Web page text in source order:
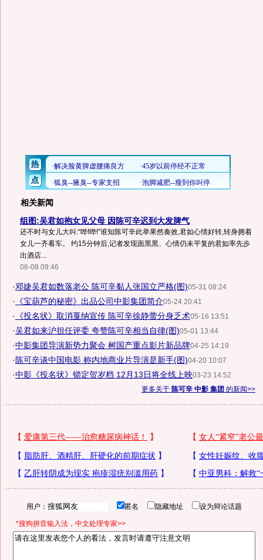
相关新闻
组图:吴君如抱女见父母 因陈可辛迟到大发脾气
还不时与女儿大叫:“哗!哗!”谁知陈可辛此举果然奏效,君如心情好转,转身拥着
女儿一齐看车。 约15分钟后,记者发现面黑黑、心情仍未平复的君如率先步
出酒店...
06-08 09:46
·邓婕吴君如数落老公 陈可辛黏人张国立严格(图)05-31 08:24
· 《宝葫芦的秘密》出品公司中影集团简介05-24 20:41
· 《投名状》取消戛纳宣传 陈可辛徐静蕾分身乏术05-16 13:51
·吴君如来沪担任评委 夸赞陈可辛相当自律(图)05-01 13:44
·中影集团导演新势力聚会 树国产重点影片新品牌04-25 14:19
· 陈可辛谈中国电影 称内地商业片导演是新手(图)04-20 10:07
·中影《投名状》锁定贺岁档 12月13日将全线上映03-23 14:52
更多关于 陈可辛 中影 集团 的新闻>>
用户： 匿名 隐藏地址 设为辩论话题
*搜狗拼音输入法，中文处理专家>>